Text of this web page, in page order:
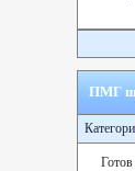
ПМГ ще